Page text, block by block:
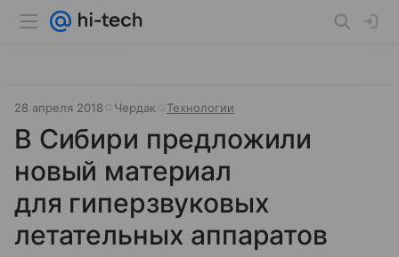
28 апреля 2018 Чердак Технологии
В Сибири предложили
новый материал
для гиперзвуковых
летательных аппаратов